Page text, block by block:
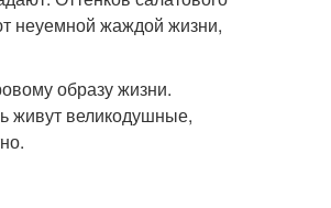
неуемной жаждой жизни,
образу жизни.
живут великодушные,